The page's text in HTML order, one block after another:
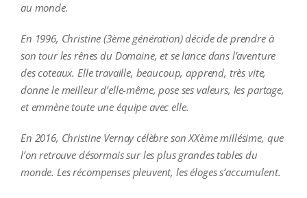
au monde.
En 1996, Christine (3ème génération) décide de prendre à
son tour les rênes du Domaine, et se lance dans l’aventure
des coteaux. Elle travaille, beaucoup, apprend, très vite,
donne le meilleur d’elle-même, pose ses valeurs, les partage,
et emmène toute une équipe avec elle.
En 2016, Christine Vernay célèbre son XXème millésime, que
l’on retrouve désormais sur les plus grandes tables du
monde. Les récompenses pleuvent, les éloges s’accumulent.